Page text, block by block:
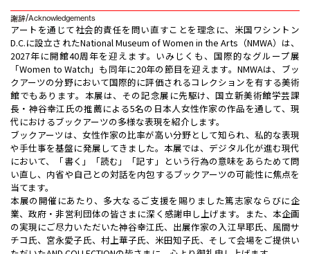
謝辞/Acknowledgements
アートを通じて社会的責任を問い直すことを理念に、米国ワシントン
D.C.に設立されたNational Museum of Women in the Arts（NMWA）は、
2027年に開館40周年を迎えます。いみじくも、国際的なグループ展
「Women to Watch」も同年に20年の節目を迎えます。NMWAは、ブッ
クアーツの分野において国際的に評価されるコレクションを有する美術
館でもあります。本展は、その記念展に先駆け、国立新美術館学芸課
長・神谷幸江氏の推薦による5名の日本人女性作家の作品を通して、現
代におけるブックアーツの多様な表現を紹介します。
ブックアーツは、女性作家の比率が高い分野として知られ、私的な表現
や手仕事を基盤に発展してきました。本展では、デジタル化が進む現代
において、「書く」「読む」「記す」という行為の意味をあらためて問
い直し、内省や自己との対話を内包するブックアーツの可能性に焦点を
当てます。
本展の開催にあたり、多大なるご支援を賜りました篤志家ならびに企
業、政府・非営利団体の皆さまに深く感謝申し上げます。また、本企画
の実現にご尽力いただいた神谷幸江氏、出展作家の入江早耶氏、風間サ
チコ氏、宮永愛子氏、村上華子氏、米田知子氏、そして会場をご提供い